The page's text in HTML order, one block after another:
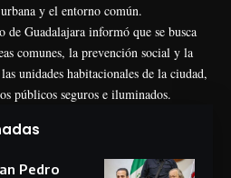
y el entorno común.
de Guadalajara informó que se busca
comunes, la prevención social y la
unidades habitacionales de la ciudad,
públicos seguros e iluminados.
Pedro